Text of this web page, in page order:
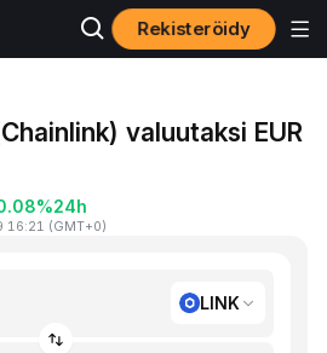
Rekisteröidy
valuutaksi EUR
24h
16:21 (GMT+0)
LINK